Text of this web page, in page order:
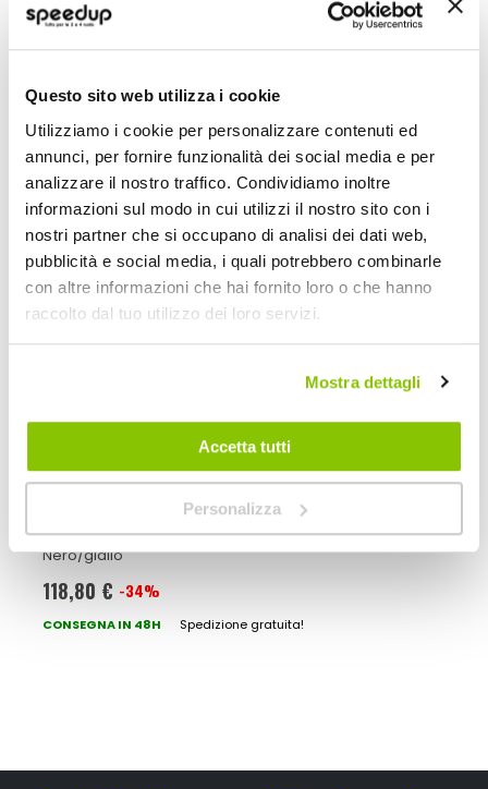
Questo sito web utilizza i cookie
Utilizziamo i cookie per personalizzare contenuti ed
annunci, per fornire funzionalità dei social media e per
analizzare il nostro traffico. Condividiamo inoltre
informazioni sul modo in cui utilizzi il nostro sito con i
nostri partner che si occupano di analisi dei dati web,
pubblicità e social media, i quali potrebbero combinarle
con altre informazioni che hai fornito loro o che hanno
raccolto dal tuo utilizzo dei loro servizi.
Mostra dettagli
Accetta tutti
Personalizza
ALPINESTARS
POTREBBERO INTERESSARTI
Miglior Prezzo
ACERBIS
Nero/giallo
Prezzo
speciale
118,80 € -34%
CONSEGNA IN 48H Spedizione gratuita!